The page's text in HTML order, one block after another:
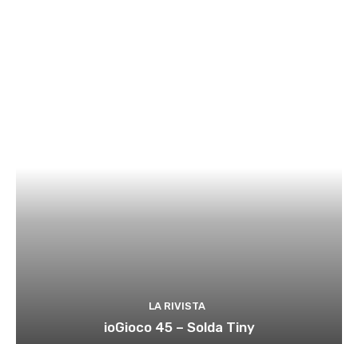
LA RIVISTA
ioGioco 45 – Solda Tiny